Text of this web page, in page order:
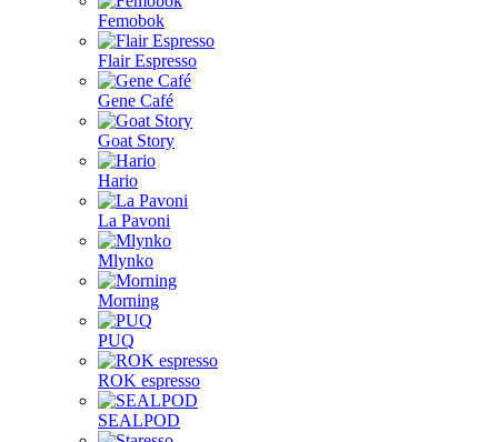
Femobok
Flair Espresso
Gene Café
Goat Story
Hario
La Pavoni
Mlynko
Morning
PUQ
ROK espresso
SEALPOD